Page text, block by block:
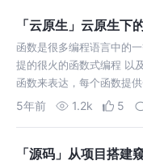
「云原生」云原生
函数是很多编程语言中的
提的很火的函数式编程 以
函数来表达，每个函数提
5年前 1.2k 5
「源码」从项目搭建